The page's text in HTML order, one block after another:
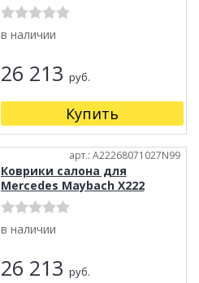
в наличии
26 213 руб.
Купить
арт.: A22268071027N99
Коврики салона для
Mercedes Maybach X222
в наличии
26 213 руб.